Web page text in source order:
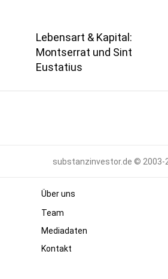
Lebensart & Kapital:
Montserrat und Sint
Eustatius
substanzinvestor.de © 2003-
Über uns
Team
Mediadaten
Kontakt